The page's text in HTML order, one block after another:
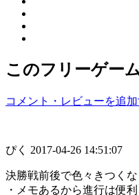
このフリーゲー
コメント・レビューを追加
ぴく 2017-04-26 14:51:07
決勝戦前後で色々きつく
・メモあるから進行は便